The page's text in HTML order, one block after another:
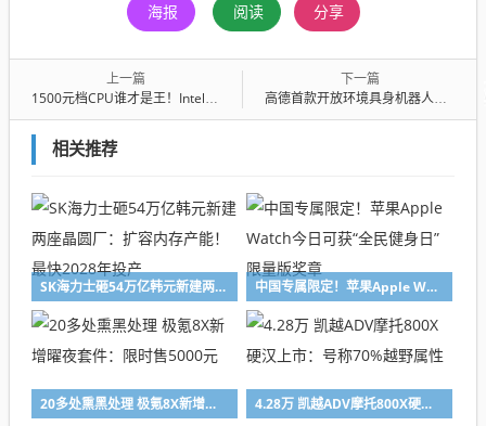
海报 阅读 分享
上一篇
1500元档CPU谁才是王！Intel酷睿Ultra 5 250K Plus和AMD锐龙5 9600X对比实测：怎么选秒懂
下一篇
高德首款开放环境具身机器人途途亮相：能出门、会思考、能导盲
相关推荐
SK海力士砸54万亿韩元新建两座晶圆厂：扩容内存产能！最快2028年投产 中国专属限定！苹果Apple Watch今日可获“全民健身日”限量版奖章
20多处熏黑处理 极氪8X新增曜夜套件：限时售5000元 4.28万 凯越ADV摩托800X硬汉上市：号称70%越野属性